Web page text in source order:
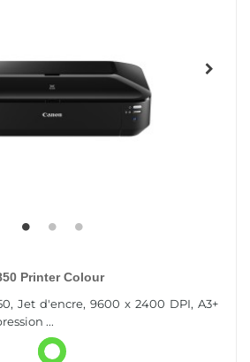
Printer Colour
Jet d'encre, 9600 x 2400 DPI, A3+
...